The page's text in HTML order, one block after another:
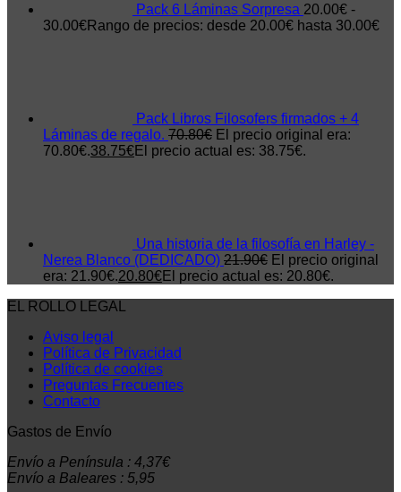
Pack 6 Láminas Sorpresa 20.00€ -
30.00€Rango de precios: desde 20.00€ hasta 30.00€
Pack Libros Filosofers firmados + 4
Láminas de regalo. 70.80€ El precio original era:
70.80€.38.75€El precio actual es: 38.75€.
Una historia de la filosofía en Harley -
Nerea Blanco (DEDICADO) 21.90€ El precio original
era: 21.90€.20.80€El precio actual es: 20.80€.
EL ROLLO LEGAL
Aviso legal
Política de Privacidad
Política de cookies
Preguntas Frecuentes
Contacto
Gastos de Envío
Envío a Península : 4,37€
Envío a Baleares : 5,95